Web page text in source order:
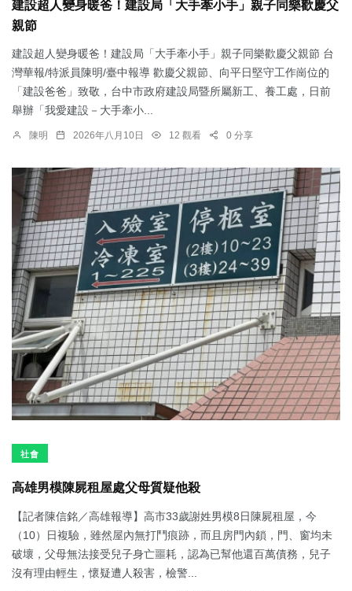
建設超人變身暖爸！建設局「大手牽小手」親子同樂歡慶父
親節
建設超人變身暖爸！建設局「大手牽小手」親子同樂歡慶父親節 台
灣華報/特派員陳明/臺中報導 歡慶父親節、向平日堅守工作崗位的
「建設爸爸」致敬，台中市政府建設局暨所屬新工、養工處，日前
舉辦「我愛建設－大手牽小...
陳明 2026年八月10日 12 觀看 0 分享
社會
高雄男模陳屍租屋處父母質疑他殺
【記者陳信銘／高雄報導】高市33歲謝姓男模8日陳屍租屋，今
（10）日複驗，雖然屋內無打鬥痕跡，而且房門內鎖，門、窗均未
破壞，父母無法接受兒子身亡噩耗，認為已幫他還百萬債務，兒子
沒有理由輕生，懷疑遭人殺害，檢警...